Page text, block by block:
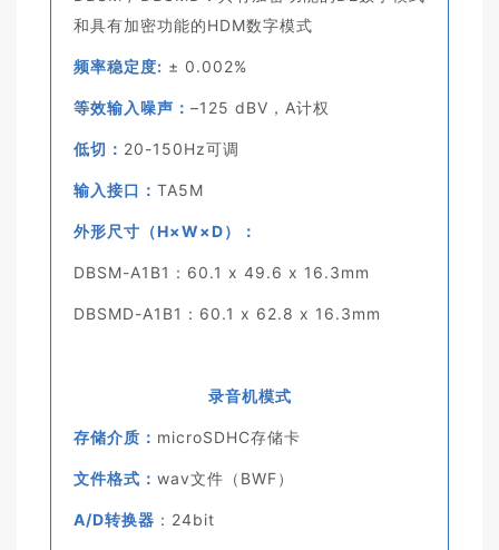
和具有加密功能的HDM数字模式
频率稳定度: ± 0.002%
等效输入噪声： –125 dBV，A计权
低切： 20-150Hz可调
输入接口： TA5M
外形尺寸（H×W×D）：
DBSM-A1B1：60.1 x 49.6 x 16.3mm
DBSMD-A1B1：60.1 x 62.8 x 16.3mm
录音机模式
存储介质： microSDHC存储卡
文件格式： wav文件（BWF）
A/D转换器 ：24bit